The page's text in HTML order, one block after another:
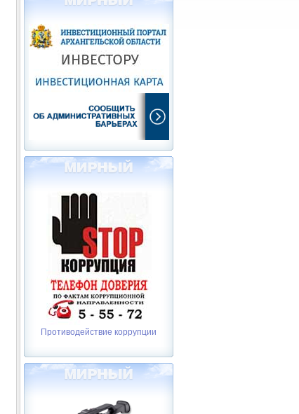
Противодействие коррупции